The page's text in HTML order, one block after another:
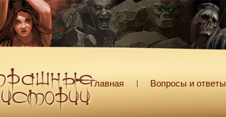
Главная Вопросы и ответы